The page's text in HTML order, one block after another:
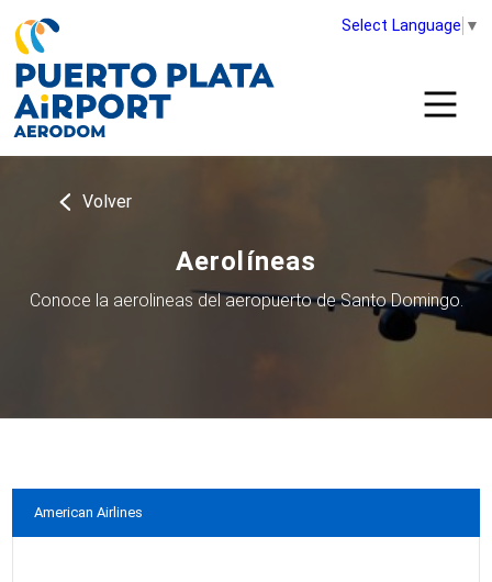
Select Language ▼
Volver
Aerolíneas
Conoce la aerolineas del aeropuerto de Santo Domingo.
American Airlines